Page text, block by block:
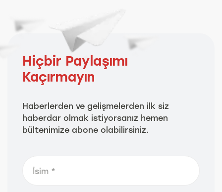
Hiçbir Paylaşımı
Kaçırmayın
Haberlerden ve gelişmelerden ilk siz
haberdar olmak istiyorsanız hemen
bültenimize abone olabilirsiniz.